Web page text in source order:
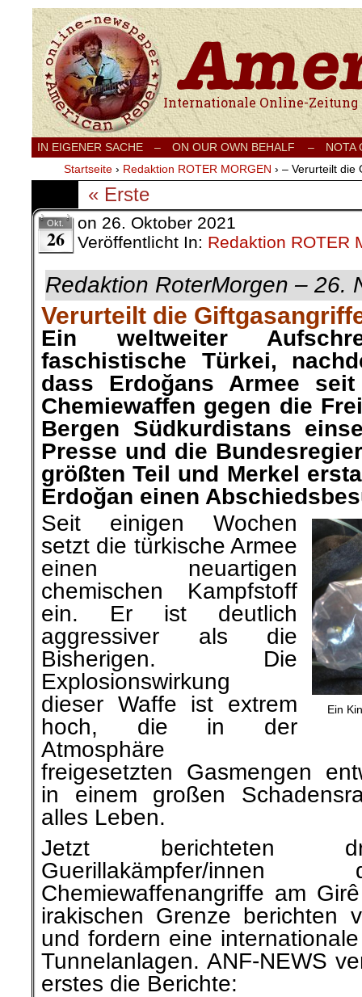
Internationale Onlinezeitung für Frieden,
IN EIGENER SACHE – ON OUR OWN BEHALF –
NOTA
Startseite › Redaktion ROTER MORGEN › – Verurteilt die
« Erste
Okt.
26
on 26. Oktober 2021
Veröffentlicht In: Redaktion ROTER
Redaktion RoterMorgen – 26.
Verurteilt die
Ein weltweiter
faschistische Türkei,
dass Erdoğans Armee seit
Chemiewaffen gegen die
Bergen Südkurdistans
Presse und die
größten Teil und Merkel
Erdoğan einen
Ein
Seit einigen Wochen
setzt die türkische Armee
einen neuartigen
chemischen Kampfstoff
ein. Er ist deutlich
aggressiver als die
Bisherigen. Die
Explosionswirkung
dieser Waffe ist extrem
hoch, die in der
Atmosphäre
freigesetzten Gasmengen
in einem großen
alles Leben.
Jetzt berichteten d
Guerillakämpfer/
Chemiewaffenangriffe am
irakischen Grenze berichten
und fordern eine
Tunnelanlagen. ANF-NEWS
erstes die Berichte: